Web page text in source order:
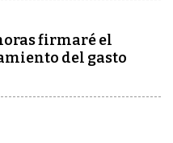
firmaré el
del gasto